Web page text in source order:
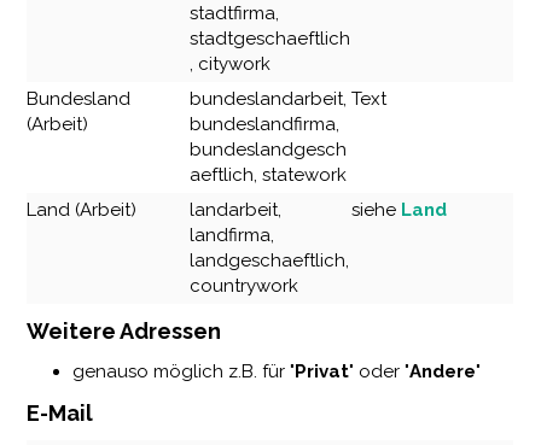
stadtfirma,
stadtgeschaeftlich
, citywork
Bundesland
(Arbeit)
bundeslandarbeit,
bundeslandfirma,
bundeslandgesch
aeftlich, statework
Text
Land (Arbeit)
landarbeit,
landfirma,
landgeschaeftlich,
countrywork
siehe Land
Weitere Adressen
genauso möglich z.B. für "Privat" oder "Andere"
E-Mail